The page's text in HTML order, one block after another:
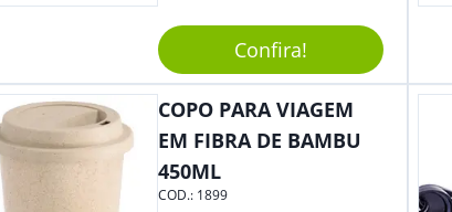
Sua Empresa Em Eventos,
Reuniões Corporativas Ou Até
Mesmo Para Presentear
Colaboradores E Parceiros De
Confira!
COPO PARA VIAGEM
EM FIBRA DE BAMBU
450ML
COD.: 1899